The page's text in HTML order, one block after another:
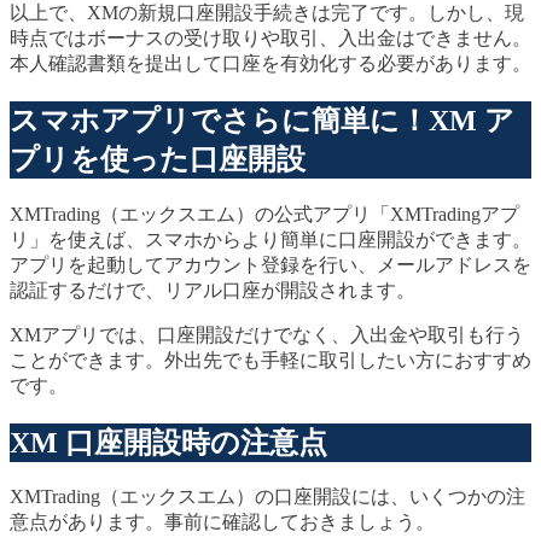
以上で、XMの新規口座開設手続きは完了です。しかし、現
時点ではボーナスの受け取りや取引、入出金はできません。
本人確認書類を提出して口座を有効化する必要があります。
スマホアプリでさらに簡単に！XM ア
プリを使った口座開設
XMTrading（エックスエム）の公式アプリ「XMTradingアプ
リ」を使えば、スマホからより簡単に口座開設ができます。
アプリを起動してアカウント登録を行い、メールアドレスを
認証するだけで、リアル口座が開設されます。
XMアプリでは、口座開設だけでなく、入出金や取引も行う
ことができます。外出先でも手軽に取引したい方におすすめ
です。
XM 口座開設時の注意点
XMTrading（エックスエム）の口座開設には、いくつかの注
意点があります。事前に確認しておきましょう。